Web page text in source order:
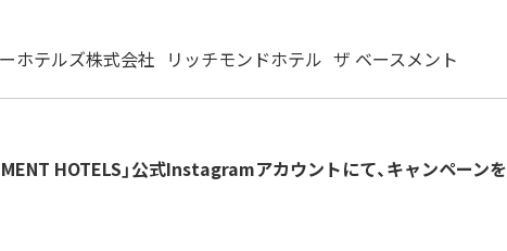
ホテルズ株式会社 リッチモンドホテル ザ ベースメント
HOTELS」公式Instagramアカウントにて、キャンペーンを